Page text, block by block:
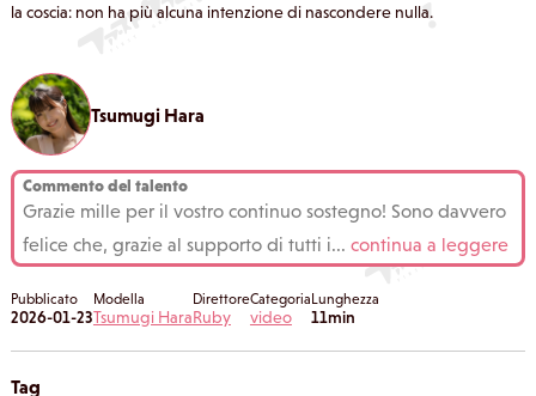
la coscia: non ha più alcuna intenzione di nascondere nulla.
Tsumugi Hara
Commento del talento
Grazie mille per il vostro continuo sostegno! Sono davvero
felice che, grazie al supporto di tutti i... continua a leggere
Pubblicato
2026-01-23
Modella
Tsumugi Hara
Direttore
Ruby
Categoria
video
Lunghezza
11min
Tag